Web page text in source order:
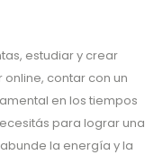
estudiar y crear
contar con un
en los tiempos
para lograr una
la energía y la